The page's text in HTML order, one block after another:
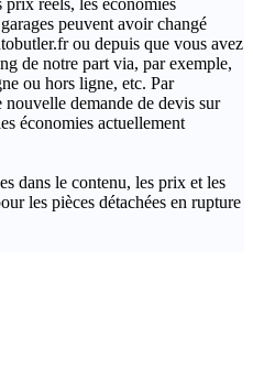
peuvent avoir changé
ou depuis que vous avez
de notre part via, par exemple,
ou hors ligne, etc. Par
demande de devis sur
économies actuellement
dans le contenu, les prix et les
les pièces détachées en rupture